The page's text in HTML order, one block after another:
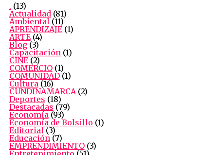
. (13)
Actualidad (81)
Ambiental (11)
APRENDIZAJE(1)
ARTE(4)
Blog(3)
Capacitación (1)
CINE(2)
COMERCIO(1)
COMUNIDAD(1)
Cultura (16)
CUNDINAMARCA(2)
Deportes (18)
Destacadas (79)
Economía (93)
Economía de Bolsillo (1)
Editorial (3)
Educación (7)
EMPRENDIMIENTO(3)